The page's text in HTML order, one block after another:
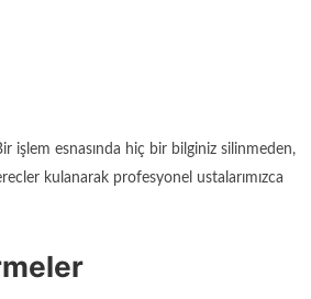
işlem esnasında hiç bir bilginiz silinmeden,
kulanarak profesyonel ustalarımızca